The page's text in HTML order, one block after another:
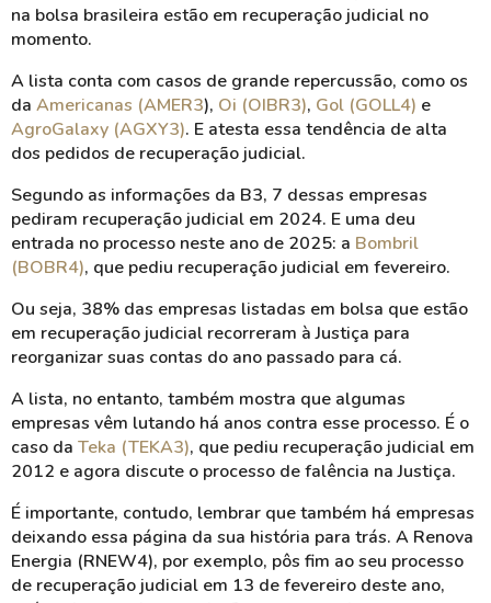
na bolsa brasileira estão em recuperação judicial no
momento.
A lista conta com casos de grande repercussão, como os
da Americanas (AMER3), Oi (OIBR3), Gol (GOLL4) e
AgroGalaxy (AGXY3). E atesta essa tendência de alta
dos pedidos de recuperação judicial.
Segundo as informações da B3, 7 dessas empresas
pediram recuperação judicial em 2024. E uma deu
entrada no processo neste ano de 2025: a Bombril
(BOBR4), que pediu recuperação judicial em fevereiro.
Ou seja, 38% das empresas listadas em bolsa que estão
em recuperação judicial recorreram à Justiça para
reorganizar suas contas do ano passado para cá.
A lista, no entanto, também mostra que algumas
empresas vêm lutando há anos contra esse processo. É o
caso da Teka (TEKA3), que pediu recuperação judicial em
2012 e agora discute o processo de falência na Justiça.
É importante, contudo, lembrar que também há empresas
deixando essa página da sua história para trás. A Renova
Energia (RNEW4), por exemplo, pôs fim ao seu processo
de recuperação judicial em 13 de fevereiro deste ano,